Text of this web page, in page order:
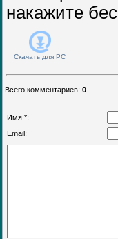
накажите
Скачать для PC
Всего комментариев: 0
Имя *:
Email: